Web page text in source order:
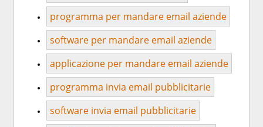
programma per mandare email aziende
software per mandare email aziende
applicazione per mandare email aziende
programma invia email pubblicitarie
software invia email pubblicitarie